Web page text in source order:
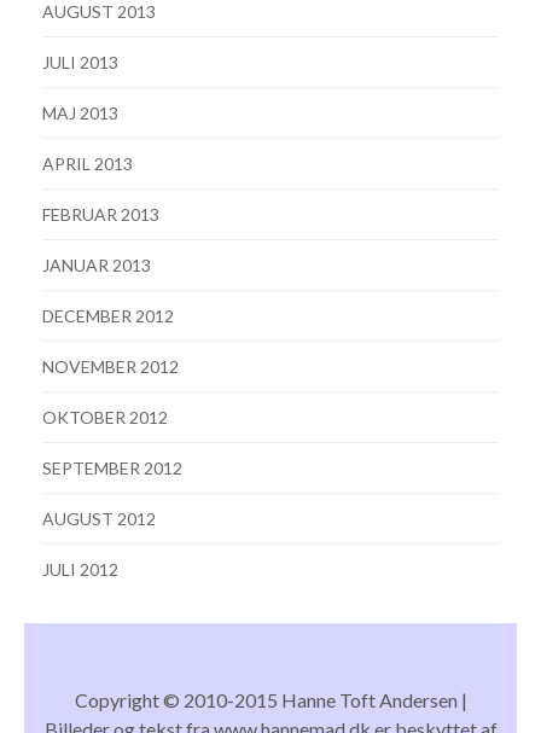
AUGUST 2013
JULI 2013
MAJ 2013
APRIL 2013
FEBRUAR 2013
JANUAR 2013
DECEMBER 2012
NOVEMBER 2012
OKTOBER 2012
SEPTEMBER 2012
AUGUST 2012
JULI 2012
Copyright © 2010-2015 Hanne Toft Andersen |